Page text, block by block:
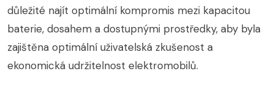
důležité najít optimální kompromis mezi kapacitou
baterie, dosahem a dostupnými prostředky, aby byla
zajištěna optimální uživatelská zkušenost a
ekonomická udržitelnost elektromobilů.